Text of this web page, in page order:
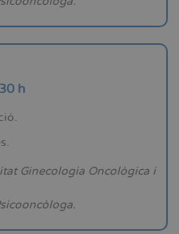
h
Ginecologia Oncològica i